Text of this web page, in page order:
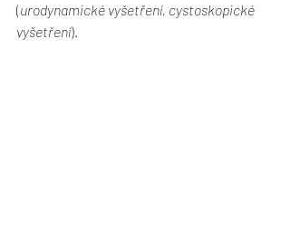
(urodynamické vyšetření, cystoskopické
vyšetření).